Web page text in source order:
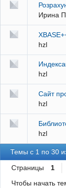
Ирина
hzl
hzl
Сайт
hzl
hzl
Темы с 1 по 30
Страницы 1
Чтобы начать